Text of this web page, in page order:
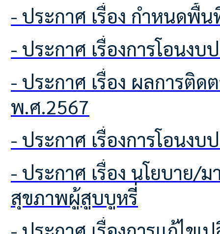
- ประกาศ เรื่อง กำหนด
- ประกาศ เรื่องการโอน
- ประกาศ เรื่อง ผลการติดตามเเละประเมินผลเเผนพัฒนาท้องถิ่น ประจำปีงบประมาณ
พ.ศ.2567
- ประกาศ เรื่องการโอน
- ประกาศ เรื่อง นโยบาย/มาตรการ การควบคุมผลิตภัณฑ์ยาสูบ และการคุ้มครอง
สุขภาพผู้สูบบูหรี่